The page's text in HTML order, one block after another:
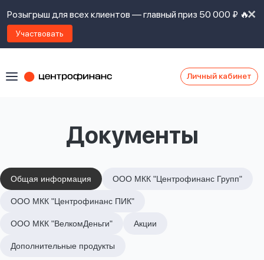
Розыгрыш для всех клиентов — главный приз 50 000 ₽ 🔥
Участвовать
Личный кабинет
Документы
Общая информация ООО МКК "Центрофинанс Групп"
ООО МКК "Центрофинанс ПИК"
ООО МКК "ВелкомДеньги" Акции
Дополнительные продукты
ознакомлен
предоставления
займов,
политикой
сайта,
согласие
обработку